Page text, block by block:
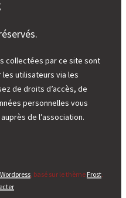
collectées par ce site sont
utilisateurs via les
de droits d’accès, de
personnelles vous
de l’association.
Wordpress , basé sur le thème Frost.